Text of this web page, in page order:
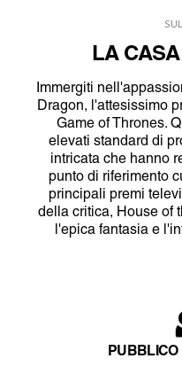
LA
Immergiti
Dragon, l'attesissimo
Game of Thrones.
elevati standard di
intricata che hanno
punto di riferimento
principali premi
della critica, House of
l'epica fantasia e
PUBBLICO